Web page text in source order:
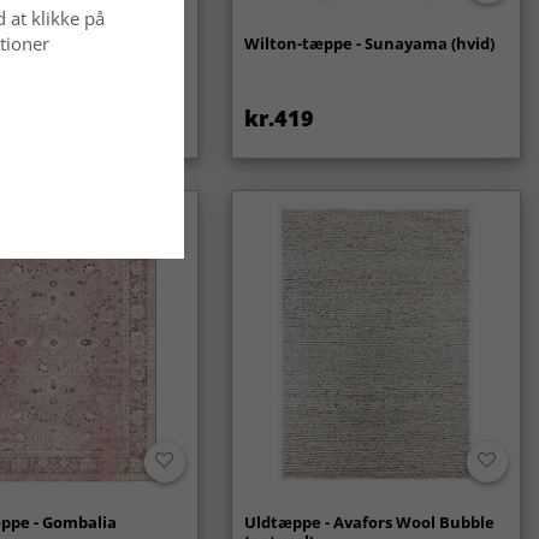
(creme) Wilton-tæppe - Sunayama (hvid)
kr.419
- Gombalia
Uldtæppe - Avafors Wool Bubble
at klikke på